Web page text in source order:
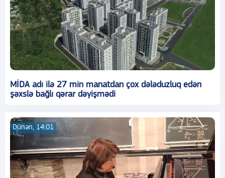
MİDA adı ilə 27 min manatdan çox dələduzluq edən
şəxslə bağlı qərar dəyişmədi
Dünən, 14:01